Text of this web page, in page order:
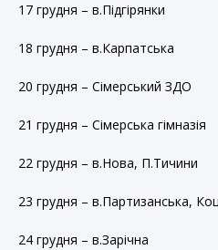
17 грудня – в.Підгірянки
18 грудня – в.Карпатська
20 грудня – Сімерський ЗДО
21 грудня – Сімерська гімназія
22 грудня – в.Нова, П.Тичини
23 грудня – в.Партизанська,
24 грудня – в.Зарічна